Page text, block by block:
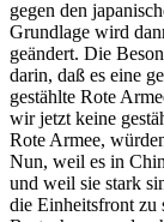
gegen den
Grundlage wird
geändert. Die
darin, daß es eine
gestählte Rote
wir jetzt keine
Rote Armee,
Nun, weil es in
und weil sie stark
die Einheitsfront zu